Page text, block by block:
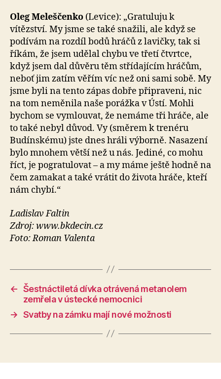
Oleg Meleščenko (Levice): „Gratuluju k
vítězství. My jsme se také snažili, ale když se
podívám na rozdíl bodů hráčů z lavičky, tak si
říkám, že jsem udělal chybu ve třetí čtvrtce,
když jsem dal důvěru těm střídajícím hráčům,
neboť jim zatím věřím víc než oni sami sobě. My
jsme byli na tento zápas dobře připraveni, nic
na tom neměnila naše porážka v Ústí. Mohli
bychom se vymlouvat, že nemáme tři hráče, ale
to také nebyl důvod. Vy (směrem k trenéru
Budínskému) jste dnes hráli výborně. Nasazení
bylo mnohem větší než u nás. Jediné, co mohu
říct, je pogratulovat – a my máme ještě hodně na
čem zamakat a také vrátit do života hráče, kteří
nám chybí.“
Ladislav Faltin
Zdroj: www.bkdecin.cz
Foto: Roman Valenta
← Šestnáctiletá dívka otrávená metanolem
zemřela v ústecké nemocnici
→ Svatby na zámku mají nové možnosti